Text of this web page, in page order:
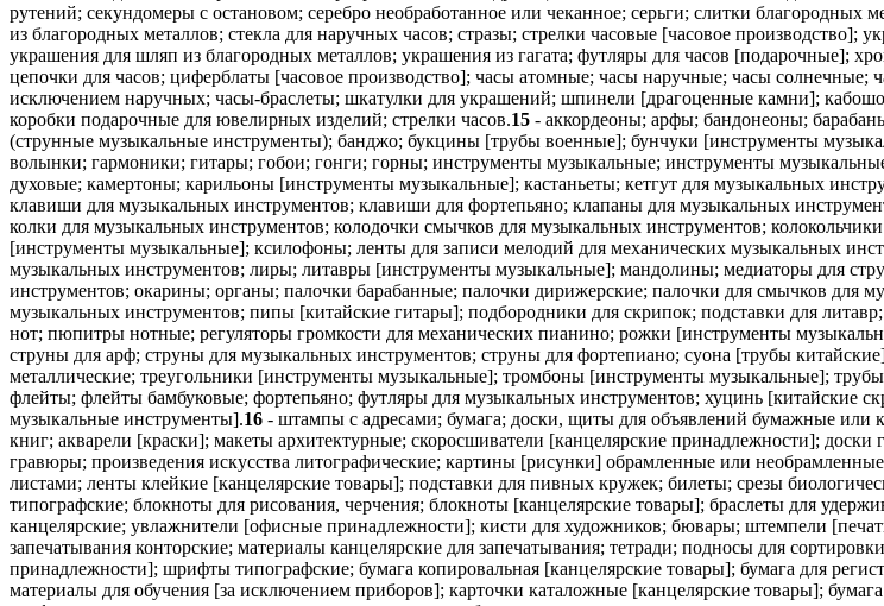
рутений; секундомеры с остановом; серебро необработанное или чеканное; серьги; слитки благородных
из благородных металлов; стекла для наручных часов; стразы; стрелки часовые [часовое
украшения для шляп из благородных металлов; украшения из гагата; футляры для часов [подарочные];
цепочки для часов; циферблаты [часовое производство]; часы атомные; часы наручные; часы солнечные;
исключением наручных; часы-браслеты; шкатулки для украшений; шпинели [драгоценные камни];
коробки подарочные для ювелирных изделий; стрелки часов.15 - аккордеоны; арфы; бандонеоны;
(струнные музыкальные инструменты); банджо; букцины [трубы военные]; бунчуки [инструменты
волынки; гармоники; гитары; гобои; гонги; горны; инструменты музыкальные; инструменты
духовые; камертоны; карильоны [инструменты музыкальные]; кастаньеты; кетгут для музыкальных
клавиши для музыкальных инструментов; клавиши для фортепьяно; клапаны для музыкальных
колки для музыкальных инструментов; колодочки смычков для музыкальных инструментов;
[инструменты музыкальные]; ксилофоны; ленты для записи мелодий для механических музыкальных
музыкальных инструментов; лиры; литавры [инструменты музыкальные]; мандолины; медиаторы для
инструментов; окарины; органы; палочки барабанные; палочки дирижерские; палочки для смычков для
музыкальных инструментов; пипы [китайские гитары]; подбородники для скрипок; подставки для
нот; пюпитры нотные; регуляторы громкости для механических пианино; рожки [инструменты
струны для арф; струны для музыкальных инструментов; струны для фортепиано; суона [трубы
металлические; треугольники [инструменты музыкальные]; тромбоны [инструменты музыкальные];
флейты; флейты бамбуковые; фортепьяно; футляры для музыкальных инструментов; хуцинь [китайские
музыкальные инструменты].16 - штампы с адресами; бумага; доски, щиты для объявлений бумажные
книг; акварели [краски]; макеты архитектурные; скоросшиватели [канцелярские принадлежности];
гравюры; произведения искусства литографические; картины [рисунки] обрамленные или
листами; ленты клейкие [канцелярские товары]; подставки для пивных кружек; билеты; срезы
типографские; блокноты для рисования, черчения; блокноты [канцелярские товары]; браслеты для
канцелярские; увлажнители [офисные принадлежности]; кисти для художников; бювары; штемпели
запечатывания конторские; материалы канцелярские для запечатывания; тетради; подносы для
принадлежности]; шрифты типографские; бумага копировальная [канцелярские товары]; бумага для
материалы для обучения [за исключением приборов]; карточки каталожные [канцелярские товары];